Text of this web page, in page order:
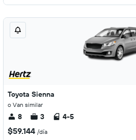
Toyota Sienna
o Van similar
8 3 4-5
$59.144 /día